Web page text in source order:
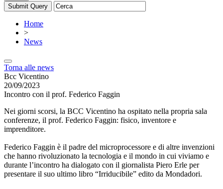
Home
>
News
Torna alle news
Bcc Vicentino
20/09/2023
Incontro con il prof. Federico Faggin
Nei giorni scorsi, la BCC Vicentino ha ospitato nella propria sala
conferenze, il prof. Federico Faggin: fisico, inventore e
imprenditore.
Federico Faggin è il padre del microprocessore e di altre invenzioni
che hanno rivoluzionato la tecnologia e il mondo in cui viviamo e
durante l’incontro ha dialogato con il giornalista Piero Erle per
presentare il suo ultimo libro “Irriducibile” edito da Mondadori.